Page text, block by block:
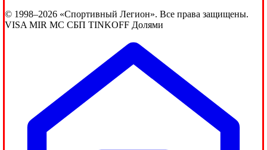
© 1998–2026 «Спортивный Легион». Все права защищены.
VISA MIR MC СБП TINKOFF Долями